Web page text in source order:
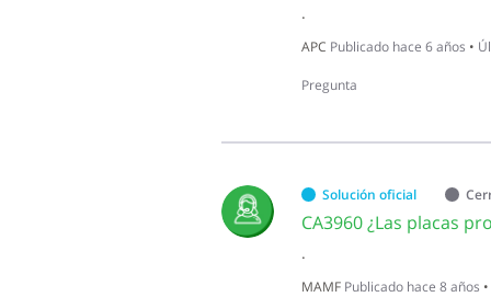
.
APC Publicado hace 6 años •
Pregunta
Solución oficial
CA3960 ¿Las placas
.
MAMF Publicado hace 8 años •